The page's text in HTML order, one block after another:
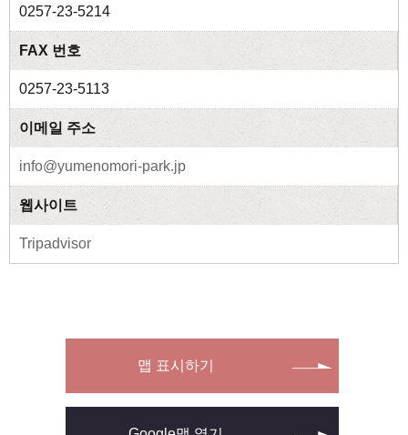
0257-23-5214
FAX 번호
0257-23-5113
이메일 주소
info@yumenomori-park.jp
웹사이트
Tripadvisor
맵 표시하기